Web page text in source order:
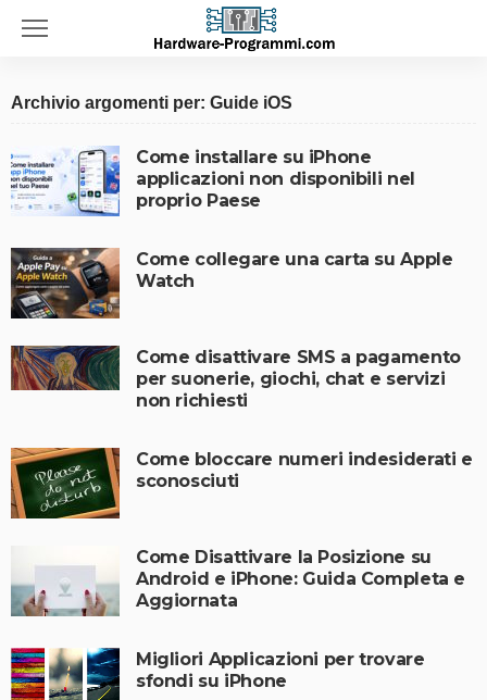
Archivio argomenti per: Guide iOS
Come installare su iPhone
applicazioni non disponibili nel
proprio Paese
Come collegare una carta su Apple
Watch
Come disattivare SMS a pagamento
per suonerie, giochi, chat e servizi
non richiesti
Come bloccare numeri indesiderati e
sconosciuti
Come Disattivare la Posizione su
Android e iPhone: Guida Completa e
Aggiornata
Migliori Applicazioni per trovare
sfondi su iPhone